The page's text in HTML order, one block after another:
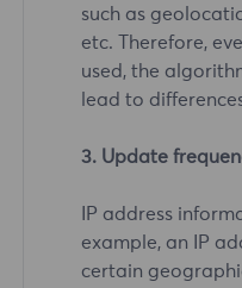
such as
etc. Therefore,
used, the
lead to
3. Update
IP address
example, an IP
certain